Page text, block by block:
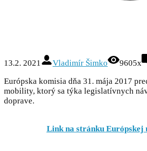
13.2. 2021 Vladimír Šimko 9605x
Európska komisia dňa 31. mája 2017
mobility, ktorý sa týka legislatívnych
doprave.
Link na stránku Európskej